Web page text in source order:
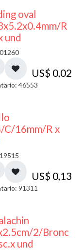
oval
R
und
US$ 0,02
46553
C/16mm/R x
US$ 0,13
91311
2/Bronc
und